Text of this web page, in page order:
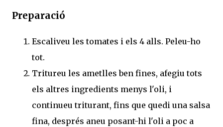
Preparació
Escaliveu les tomates i els 4 alls. Peleu-ho
tot.
Tritureu les ametlles ben fines, afegiu tots
els altres ingredients menys l'oli, i
continueu triturant, fins que quedi una salsa
fina, després aneu posant-hi l'oli a poc a